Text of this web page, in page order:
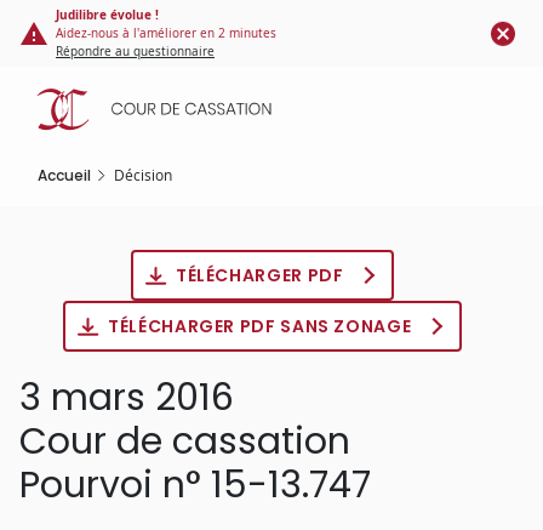
Panneau de gestion des cookies
contenu
principal
Judilibre évolue !
Aidez-nous à l'améliorer en 2 minutes
Répondre au questionnaire
Accueil Décision
TÉLÉCHARGER PDF
TÉLÉCHARGER PDF SANS ZONAGE
3 mars 2016
Cour de cassation
Pourvoi n° 15-13.747